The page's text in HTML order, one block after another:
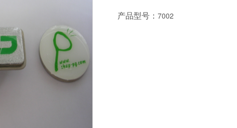
产品型号： 7002